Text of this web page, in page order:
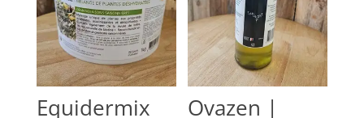
Equidermix Ovazen |